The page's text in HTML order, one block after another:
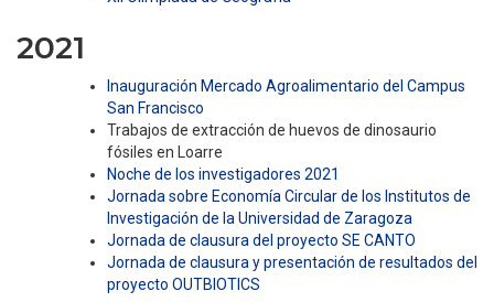
2021
Inauguración Mercado Agroalimentario del Campus
San Francisco
Trabajos de extracción de huevos de dinosaurio
fósiles en Loarre
Noche de los investigadores 2021
Jornada sobre Economía Circular de los Institutos de
Investigación de la Universidad de Zaragoza
Jornada de clausura del proyecto SE CANTO
Jornada de clausura y presentación de resultados del
proyecto OUTBIOTICS